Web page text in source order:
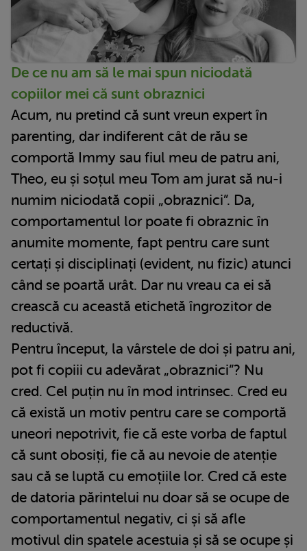
De ce nu am să le mai spun niciodată
copiilor mei că sunt obraznici
Acum, nu pretind că sunt vreun expert în
parenting, dar indiferent cât de rău se
comportă Immy sau fiul meu de patru ani,
Theo, eu și soțul meu Tom am jurat să nu-i
numim niciodată copii „obraznici”. Da,
comportamentul lor poate fi obraznic în
anumite momente, fapt pentru care sunt
certați și disciplinați (evident, nu fizic) atunci
când se poartă urât. Dar nu vreau ca ei să
crească cu această etichetă îngrozitor de
reductivă.
Pentru început, la vârstele de doi și patru ani,
pot fi copiii cu adevărat „obraznici”? Nu
cred. Cel puțin nu în mod intrinsec. Cred eu
că există un motiv pentru care se comportă
uneori nepotrivit, fie că este vorba de faptul
că sunt obosiți, fie că au nevoie de atenție
sau că se luptă cu emoțiile lor. Cred că este
de datoria părintelui nu doar să se ocupe de
comportamentul negativ, ci și să afle
motivul din spatele acestuia și să se ocupe și